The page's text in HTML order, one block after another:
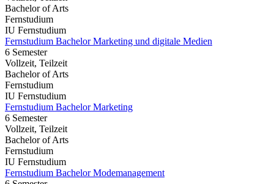
Bachelor of Arts
Fernstudium
IU Fernstudium
Fernstudium Bachelor Marketing und digitale Medien
6 Semester
Vollzeit, Teilzeit
Bachelor of Arts
Fernstudium
IU Fernstudium
Fernstudium Bachelor Marketing
6 Semester
Vollzeit, Teilzeit
Bachelor of Arts
Fernstudium
IU Fernstudium
Fernstudium Bachelor Modemanagement